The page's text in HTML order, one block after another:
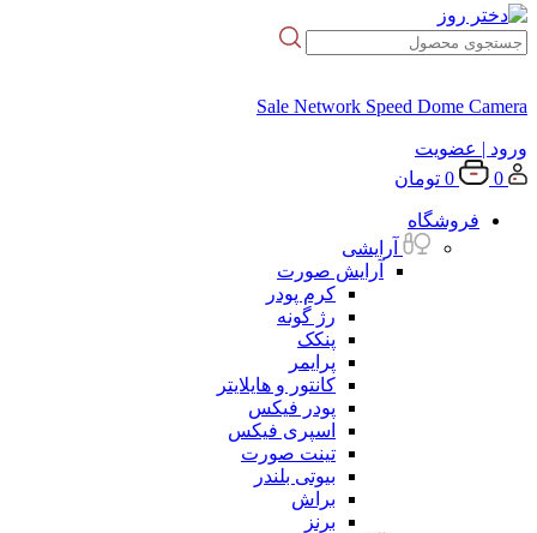
Sale Network Speed Dome Camera
ورود | عضویت
0
0 تومان
فروشگاه
آرایشی
آرایش صورت
کرم پودر
رژ گونه
پنکک
پرایمر
کانتور و هایلایتر
پودر فیکس
اسپری فیکس
تینت صورت
بیوتی بلندر
براش
برنز